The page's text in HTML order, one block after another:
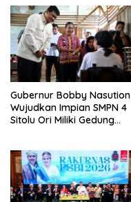
Gubernur Bobby Nasution
Wujudkan Impian SMPN 4
Sitolu Ori Miliki Gedung